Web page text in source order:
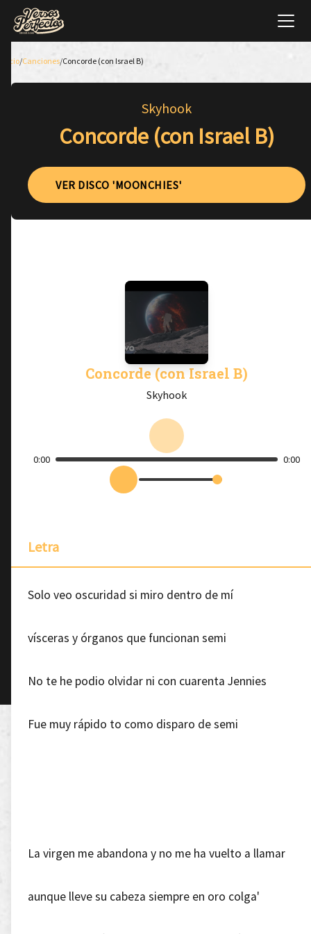
Inicio/Canciones/Concorde (con Israel B)
Skyhook
Concorde (con Israel B)
VER DISCO 'MOONCHIES'
Concorde (con Israel B)
Skyhook
0:00 0:00
Letra
Solo veo oscuridad si miro dentro de mí
vísceras y órganos que funcionan semi
No te he podio olvidar ni con cuarenta Jennies
Fue muy rápido to como disparo de semi
La virgen me abandona y no me ha vuelto a llamar
aunque lleve su cabeza siempre en oro colga'